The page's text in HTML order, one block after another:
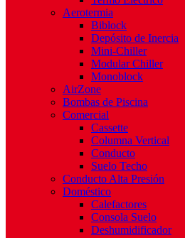
Aerotermia
Biblock
Depósito de Inercia
Mini-Chiller
Modular Chiller
Monoblock
AirZone
Bombas de Piscina
Comercial
Cassette
Columna Vertical
Conducto
Suelo Techo
Conducto Alta Presión
Doméstico
Calefactores
Consola Suelo
Deshumidificador